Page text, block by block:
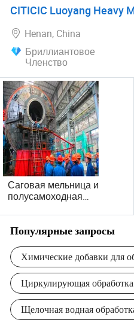
Компания Hunan Fortune
превосходного качества
придерживаемся цели
передовых технологий и
партнерства. Наша
силой в мелкой
способствуя более
для всех.
CITICIC Luoyang Heavy
Henan, China
Бриллиантовое
Членство
Саговая мельница и
полусамоходная
Популярные запросы
Химические добавки для
Циркулирующая
Щелочная водная